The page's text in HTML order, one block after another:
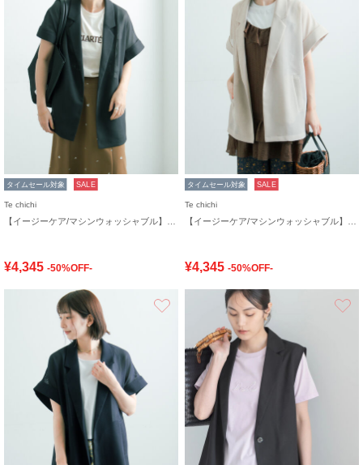
タイムセール対象 SALE
Te chichi
¥4,345 -50%OFF-
タイムセール対象 SALE
Te chichi
¥4,345 -50%OFF-
お気に入り